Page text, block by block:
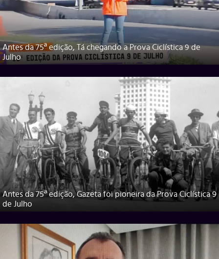
Antes da 75ª edição, Tá chegando a Prova Ciclística 9 de
Julho
Antes da 75ª edição, Gazeta foi pioneira da Prova Ciclística 9
de Julho